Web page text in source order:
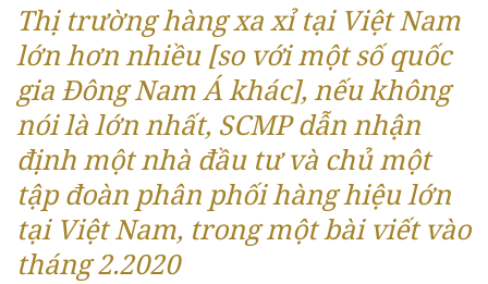
Thị trường hàng xa xỉ tại Việt Nam
lớn hơn nhiều [so với một số quốc
gia Đông Nam Á khác], nếu không
nói là lớn nhất, SCMP dẫn nhận
định một nhà đầu tư và chủ một
tập đoàn phân phối hàng hiệu lớn
tại Việt Nam, trong một bài viết vào
tháng 2.2020